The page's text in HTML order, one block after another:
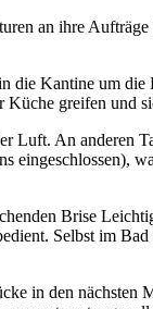
an ihre
die Kantine um
greifen und
Luft. An anderen
Brise
Selbst im
in den nächsten